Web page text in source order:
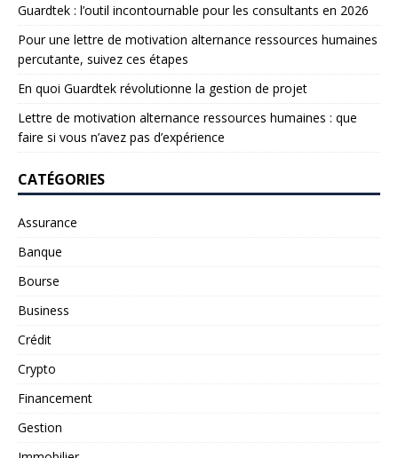
Guardtek : l’outil incontournable pour les consultants en 2026
Pour une lettre de motivation alternance ressources humaines
percutante, suivez ces étapes
En quoi Guardtek révolutionne la gestion de projet
Lettre de motivation alternance ressources humaines : que
faire si vous n’avez pas d’expérience
CATÉGORIES
Assurance
Banque
Bourse
Business
Crédit
Crypto
Financement
Gestion